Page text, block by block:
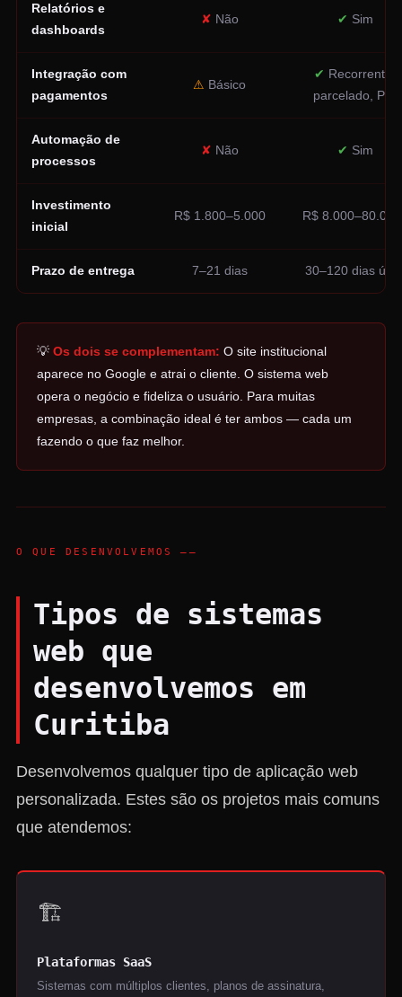
Relatórios e
dashboards
✘ Não ✔ Sim
Integração com
pagamentos
⚠ Básico
✔ Recorrente,
parcelado, PIX
Automação de
processos
✘ Não ✔ Sim
Investimento
inicial
R$ 1.800–5.000 R$
Prazo de entrega 7–21 dias 30–120 dias
💡Os dois se complementam: O site institucional
aparece no Google e atrai o cliente. O sistema web
opera o negócio e fideliza o usuário. Para muitas
empresas, a combinação ideal é ter ambos — cada um
fazendo o que faz melhor.
O QUE DESENVOLVEMOS ——
Tipos de sistemas
web que
desenvolvemos em
Curitiba
Desenvolvemos qualquer tipo de aplicação web
personalizada. Estes são os projetos mais comuns
que atendemos:
🏗️
Plataformas SaaS
Sistemas com múltiplos clientes, planos de assinatura,